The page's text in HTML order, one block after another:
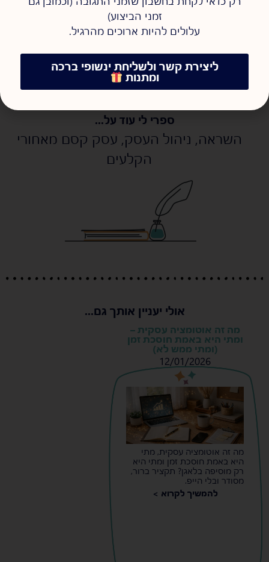
זהו, יש לי עוד המון מה לכתוב אבל אני צריכה גם לעבוד קצת, אז
בהצלחה לכל העצמאים/ות והשכירים/ות שם בחוץ, תהיו בני
ספרי לי עוד על...
השראה, ניהול העסק, עסק קסם מאחורי
הקלעים
אולי יעניין אותך גם...
מה זה אוטומציה עסקית –
ומתי היא באמת חוסכת זמן
(ומתי ממש לא)
12/01/2026
s
s
מה זה אוטומציה עסקית, מתי
היא באמת חוסכת זמן ומתי היא
רק מוסיפה בלאגן? תקציר ברור,
מסודר ובלי הייפ.
להמשיך לקרוא >
זמני הביצוע)
עלולים להיות ארוכים מהרגיל.
ליצירת קשר ולשליחת ינשופי ברכה
ומתנות